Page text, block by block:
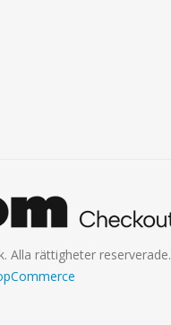
Alla rättigheter reserverade.